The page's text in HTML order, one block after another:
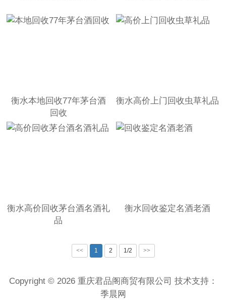
衡水本地回收77年茅台酒
回收
衡水高价上门回收虫草礼品
衡水高价回收茅台酒名酒礼
品
衡水回收鉴定名酒老酒
<< 1 2 1/2 >>
Copyright © 2026 重庆君品阁商贸有限公司 技术支持：
季晨网